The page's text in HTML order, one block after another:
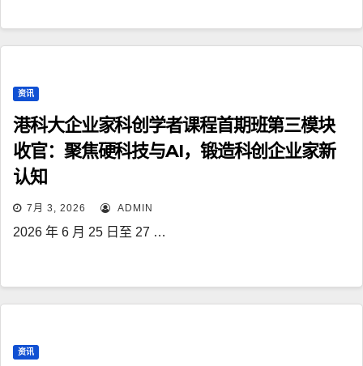
资讯
港科大企业家科创学者课程首期班第三模块
收官：聚焦硬科技与AI，锻造科创企业家新
认知
7月 3, 2026 ADMIN
2026 年 6 月 25 日至 27 …
资讯